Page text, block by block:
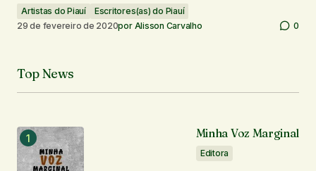
Artistas do Piauí
Escritores(as) do Piauí
29 de fevereiro de 2020por Alisson Carvalho 0
Top News
Minha Voz Marginal
Editora